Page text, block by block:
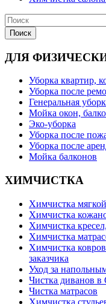
ДЛЯ
Уборка квартир,
Уборка после
Генеральная
Мойка окон,
Эко-уборка
Уборка после
Уборка после
Мойка балконов
ХИМЧИСТКА
Химчистка
Химчистка
Химчистка
Химчистка
Химчистка
заказчика
Уход за
Чистка диванов в
Чистка матрасов
Химчистка